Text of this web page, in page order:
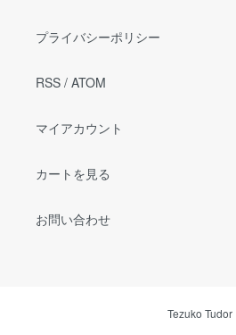
プライバシーポリシー
RSS / ATOM
マイアカウント
カートを見る
お問い合わせ
Tezuko Tudor